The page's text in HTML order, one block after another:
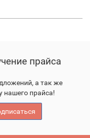
прайса
а так же
нашего прайса!